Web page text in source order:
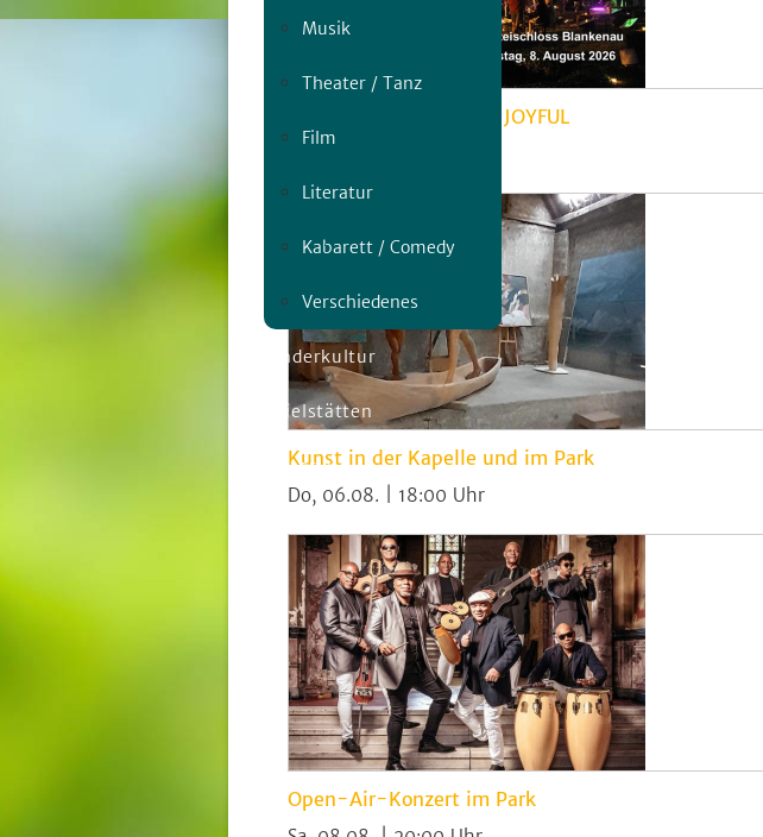
Musik
Theater / Tanz
Film
Literatur
Kabarett / Comedy
Verschiedenes
Kinderkultur
Spielstätten
Material
Open-Air-Konzert mit JOYFUL
Kunst in der Kapelle und im Park
Do, 06.08. | 18:00
Open-Air-Konzert im Park